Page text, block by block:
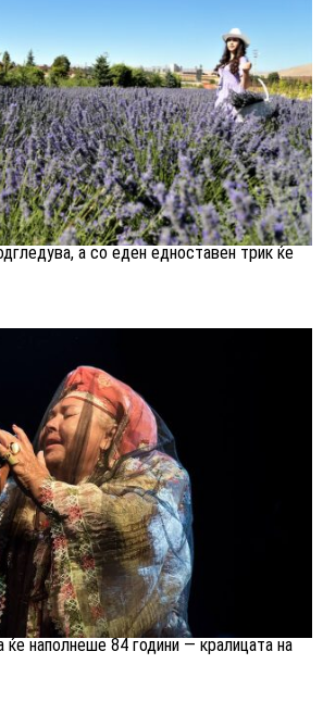
а со еден едноставен трик ќе
наполнеше 84 години — кралицата на